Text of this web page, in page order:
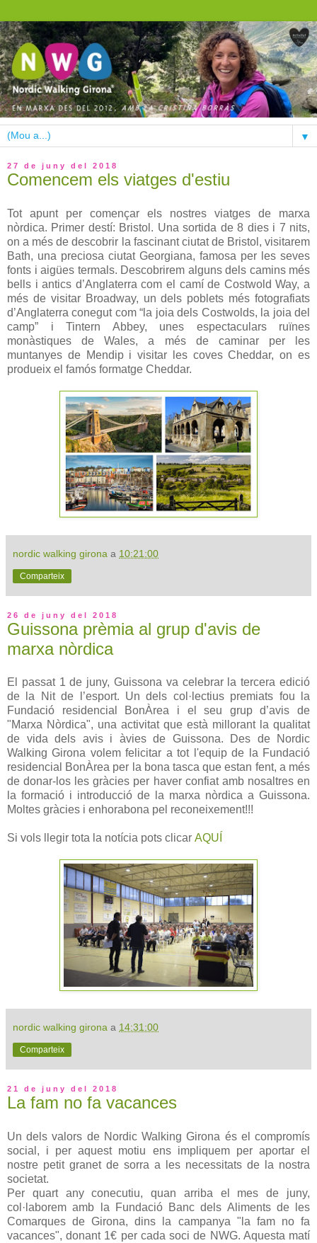
▼
27 de juny del 2018
Comencem els viatges d'estiu
Tot apunt per començar els nostres viatges de marxa
nòrdica. Primer destí: Bristol. Una sortida de 8 dies i 7 nits,
on a més de descobrir la fascinant ciutat de Bristol, visitarem
Bath, una preciosa ciutat Georgiana, famosa per les seves
fonts i aigües termals. Descobrirem alguns dels camins més
bells i antics d’Anglaterra com el camí de Costwold Way, a
més de visitar Broadway, un dels poblets més fotografiats
d’Anglaterra conegut com “la joia dels Costwolds, la joia del
camp” i Tintern Abbey, unes espectaculars ruïnes
monàstiques de Wales, a més de caminar per les
muntanyes de Mendip i visitar les coves Cheddar, on es
produeix el famós formatge Cheddar.
nordic walking girona a 10:21:00
Comparteix
26 de juny del 2018
Guissona prèmia al grup d'avis de
marxa nòrdica
El passat 1 de juny, Guissona va celebrar la tercera edició
de la Nit de l’esport. Un dels col·lectius premiats fou la
Fundació residencial BonÀrea i el seu grup d’avis de
"Marxa Nòrdica", una activitat que està millorant la qualitat
de vida dels avis i àvies de Guissona. Des de Nordic
Walking Girona volem felicitar a tot l'equip de la Fundació
residencial BonÀrea per la bona tasca que estan fent, a més
de donar-los les gràcies per haver confiat amb nosaltres en
la formació i introducció de la marxa nòrdica a Guissona.
Moltes gràcies i enhorabona pel reconeixement!!!
Si vols llegir tota la notícia pots clicar AQUÍ
nordic walking girona a 14:31:00
Comparteix
21 de juny del 2018
La fam no fa vacances
Un dels valors de Nordic Walking Girona és el compromís
social, i per aquest motiu ens impliquem per aportar el
nostre petit granet de sorra a les necessitats de la nostra
societat.
Per quart any conecutiu, quan arriba el mes de juny,
col·laborem amb la Fundació Banc dels Aliments de les
Comarques de Girona, dins la campanya "la fam no fa
vacances", donant 1€ per cada soci de NWG. Aquesta matí